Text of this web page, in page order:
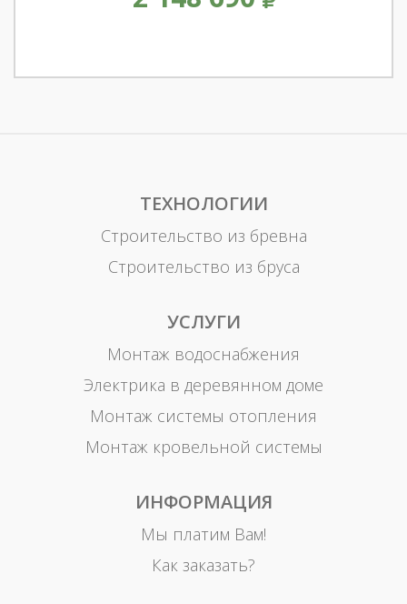
ТЕХНОЛОГИИ
Строительство из бревна
Строительство из бруса
УСЛУГИ
Монтаж водоснабжения
Электрика в деревянном доме
Монтаж системы отопления
Монтаж кровельной системы
ИНФОРМАЦИЯ
Мы платим Вам!
Как заказать?